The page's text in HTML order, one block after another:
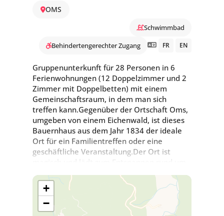
OMS
Schwimmbad
Behindertengerechter Zugang
FR EN
Gruppenunterkunft für 28 Personen in 6
Ferienwohnungen (12 Doppelzimmer und 2
Zimmer mit Doppelbetten) mit einem
Gemeinschaftsraum, in dem man sich
treffen kann.Gegenüber der Ortschaft Oms,
umgeben von einem Eichenwald, ist dieses
Bauernhaus aus dem Jahr 1834 der ideale
Ort für ein Familientreffen oder eine
geschäftliche Veranstaltung.Der Ort ist
magisch und lädt zum Entspannen rund um
den 12*5,5 m großen Pool ein.
+
−